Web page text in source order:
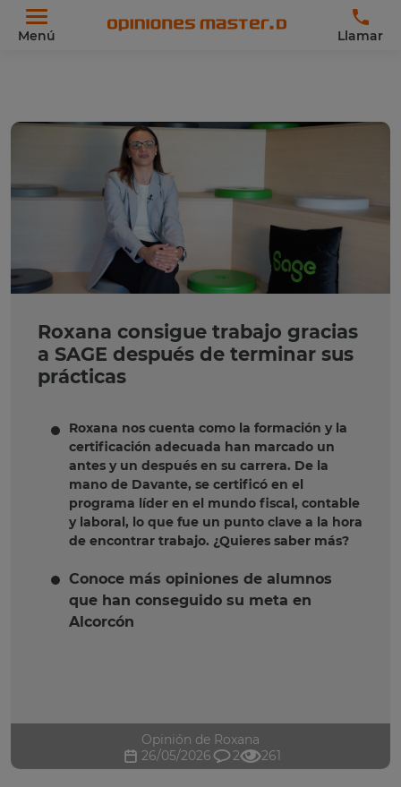
Menú Llamar
Roxana consigue trabajo gracias
a SAGE después de terminar sus
prácticas
Roxana nos cuenta como la formación y la
certificación adecuada han marcado un
antes y un después en su carrera. De la
mano de Davante, se certificó en el
programa líder en el mundo fiscal, contable
y laboral, lo que fue un punto clave a la hora
de encontrar trabajo. ¿Quieres saber más?
Conoce más opiniones de alumnos
que han conseguido su meta en
Alcorcón
Opinión de Roxana
26/05/2026
2 261